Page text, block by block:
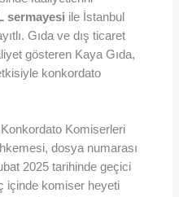
sermayesi ile İstanbul
Gıda ve dış ticaret
gösteren Kaya Gıda,
konkordato
Komiserleri
dosya numarası
2025 tarihinde geçici
içinde komiser heyeti